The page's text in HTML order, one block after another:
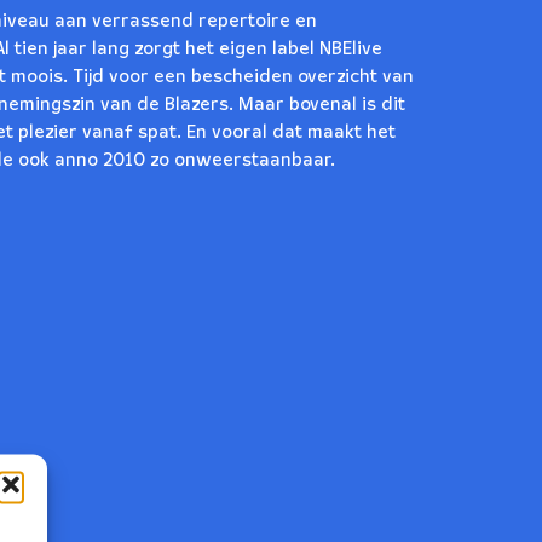
aan verrassend repertoire en
tien jaar lang zorgt het eigen label NBElive
Tijd voor een bescheiden overzicht van
van de Blazers. Maar bovenal is dit
plezier vanaf spat. En vooral dat maakt het
ook anno 2010 zo onweerstaanbaar.